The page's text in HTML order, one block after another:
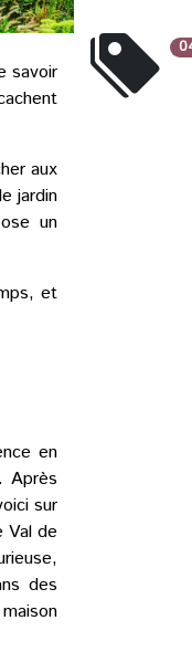
savoir
aux
jardin
un
et
en
Après
sur
Val de
des